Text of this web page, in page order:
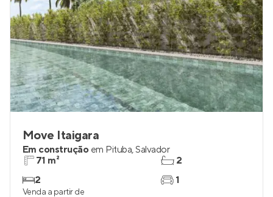
Move Itaigara
Em construção em Pituba,Salvador
71 m²
2
2
1
Venda a partir de